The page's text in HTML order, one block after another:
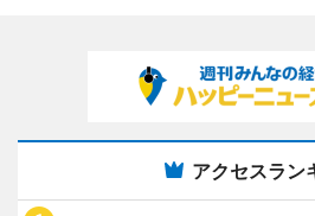
アクセスラン